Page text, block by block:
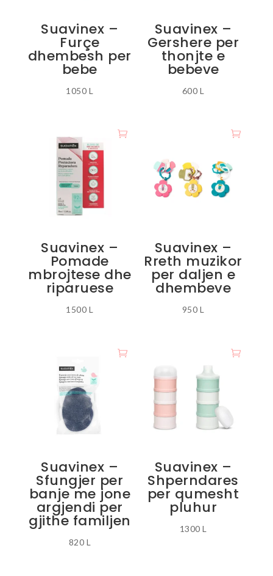
Suavinex –
Furçe
dhembesh per
bebe
1050 L
variante.
Mundësitë
e
produktit
Suavinex –
Gershere per
thonjte e
bebeve
600 L
variante.
Mundësitë
faqja
Suavinex –
Pomade
mbrojtese dhe
riparuese
1500 L
Suavinex –
Rreth muzikor
per daljen e
dhembeve
950 L
Suavinex –
Sfungjer per
banje me jone
argjendi per
gjithe familjen
820 L
Suavinex –
Shperndares
per qumesht
pluhur
1300L